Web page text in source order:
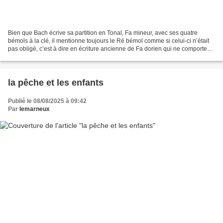
Bien que Bach écrive sa partition en Tonal, Fa mineur, avec ses quatre
bémols à la clé, il mentionne toujours le Ré bémol comme si celui-ci n’était
pas obligé, c’est à dire en écriture ancienne de Fa dorien qui ne comporte
la pêche et les enfants
Publié le 08/08/2025 à 09:42
Par lemarneux